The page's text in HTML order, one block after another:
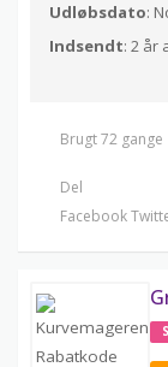
Udløbsdato:
Indsendt: 2 år
Brugt 72 gange
Del
Facebook